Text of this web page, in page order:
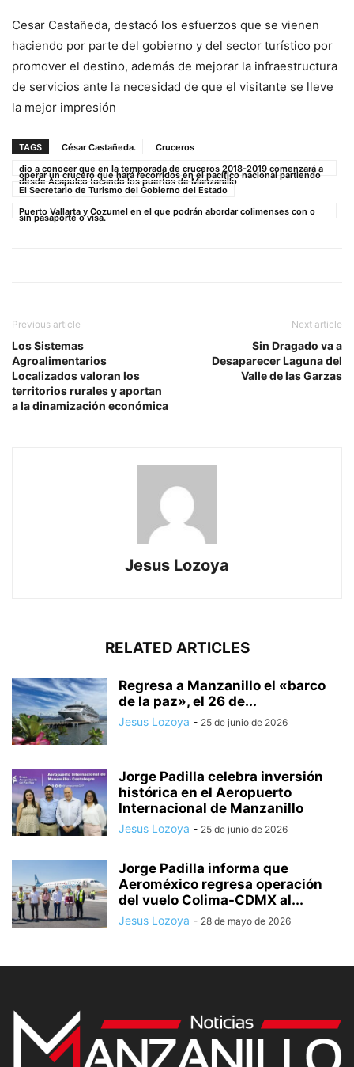
Cesar Castañeda, destacó los esfuerzos que se vienen
haciendo por parte del gobierno y del sector turístico por
promover el destino, además de mejorar la infraestructura
de servicios ante la necesidad de que el visitante se lleve
la mejor impresión
TAGS César Castañeda.
Cruceros
dio a conocer que en la temporada de cruceros 2018-2019 comenzará a
operar un crucero que hará recorridos en el pacífico nacional partiendo
desde Acapulco tocando los puertos de Manzanillo
El Secretario de Turismo del Gobierno del Estado
Puerto Vallarta y Cozumel en el que podrán abordar colimenses con o
sin pasaporte o visa.
Previous article
Los Sistemas
Agroalimentarios
Localizados valoran los
territorios rurales y aportan
a la dinamización económica
Next article
Sin Dragado va a
Desaparecer Laguna del
Valle de las Garzas
Jesus Lozoya
RELATED ARTICLES
Regresa a Manzanillo el «barco
de la paz», el 26 de...
Jesus Lozoya - 25 de junio de 2026
Jorge Padilla celebra inversión
histórica en el Aeropuerto
Internacional de Manzanillo
Jesus Lozoya - 25 de junio de 2026
Jorge Padilla informa que
Aeroméxico regresa operación
del vuelo Colima-CDMX al...
Jesus Lozoya - 28 de mayo de 2026